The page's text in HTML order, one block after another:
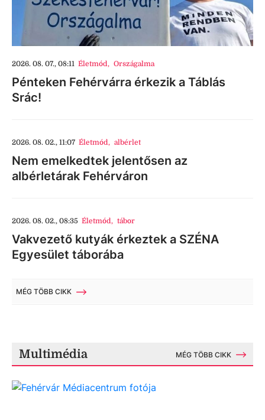
2026. 08. 07., 08:11 Életmód, Országalma
Pénteken Fehérvárra érkezik a Táblás
Srác!
2026. 08. 02., 11:07 Életmód, albérlet
Nem emelkedtek jelentősen az
albérletárak Fehérváron
2026. 08. 02., 08:35 Életmód, tábor
Vakvezető kutyák érkeztek a SZÉNA
Egyesület táborába
MÉG TÖBB CIKK
Multimédia MÉG TÖBB CIKK